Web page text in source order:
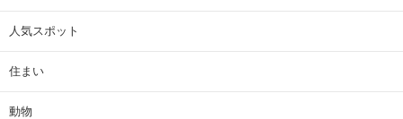
人気スポット
住まい
動物